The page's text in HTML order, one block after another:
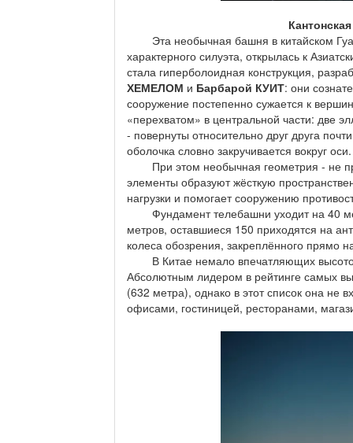
Эта необычная башня в китайском
характерного силуэта, открылась к
стала гиперболоидная конструкция,
ХЕМЕЛОМ и Барбарой КУИТ: они
сооружение постепенно сужается к
«перехватом» в центральной части: две
- повернуты относительно друг друга
оболочка словно закручивается вокруг оси.
При этом необычная геометрия - не
элементы образуют жёсткую
нагрузки и помогает сооружению
Фундамент телебашни уходит на 40
метров, оставшиеся 150 приходятся на
колеса обозрения, закреплённого прямо
В Китае немало впечатляющих
Абсолютным лидером в рейтинге самых
(632 метра), однако в этот список она не
офисами, гостиницей, ресторанами,